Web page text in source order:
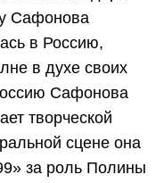
Сафонова
в Россию,
в духе своих
Сафонова
творческой
сцене она
за роль Полины